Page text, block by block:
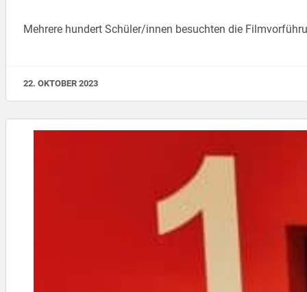
Mehrere hundert Schüler/innen besuchten die
22. OKTOBER 2023